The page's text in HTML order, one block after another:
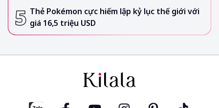
Thẻ Pokémon cực hiếm lập kỷ lục thế giới với
giá 16,5 triệu USD